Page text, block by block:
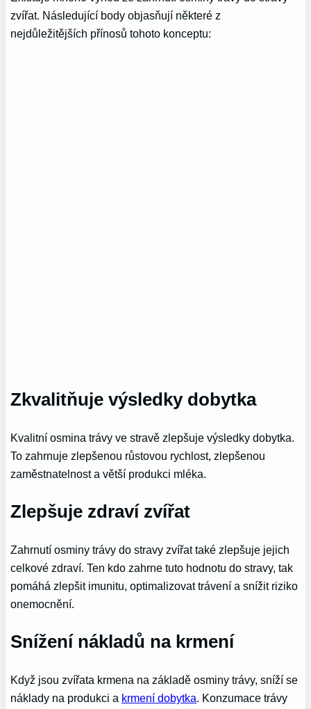
zvířat. Následující body objasňují některé z
nejdůležitějších přínosů tohoto konceptu:
Zkvalitňuje výsledky dobytka
Kvalitní osmina trávy ve stravě zlepšuje výsledky dobytka.
To zahrnuje zlepšenou růstovou rychlost, zlepšenou
zaměstnatelnost a větší produkci mléka.
Zlepšuje zdraví zvířat
Zahrnutí osminy trávy do stravy zvířat také zlepšuje jejich
celkové zdraví. Ten kdo zahrne tuto hodnotu do stravy, tak
pomáhá zlepšit imunitu, optimalizovat trávení a snížit riziko
onemocnění.
Snížení nákladů na krmení
Když jsou zvířata krmena na základě osminy trávy, sníží se
náklady na produkci a krmení dobytka. Konzumace trávy